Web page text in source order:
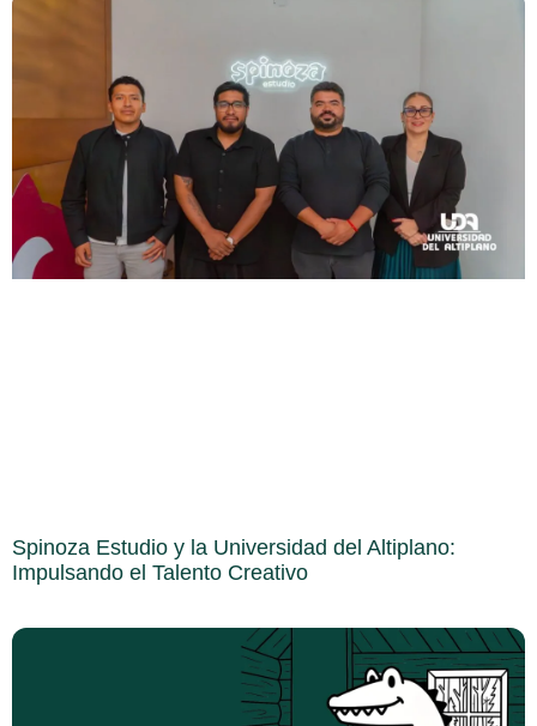
Spinoza Estudio y la Universidad del Altiplano:
Impulsando el Talento Creativo